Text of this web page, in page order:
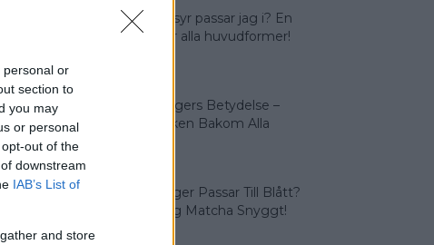
personal or
section to
you may
or personal
out of the
downstream
IAB’s List of
and store
Vilken frisyr passar jag i? En
guide för alla huvudformer!
Olika Färgers Betydelse –
Symboliken Bakom Alla
Vilka Färger Passar Till Blått?
Vi Lär Dig Matcha Snyggt!